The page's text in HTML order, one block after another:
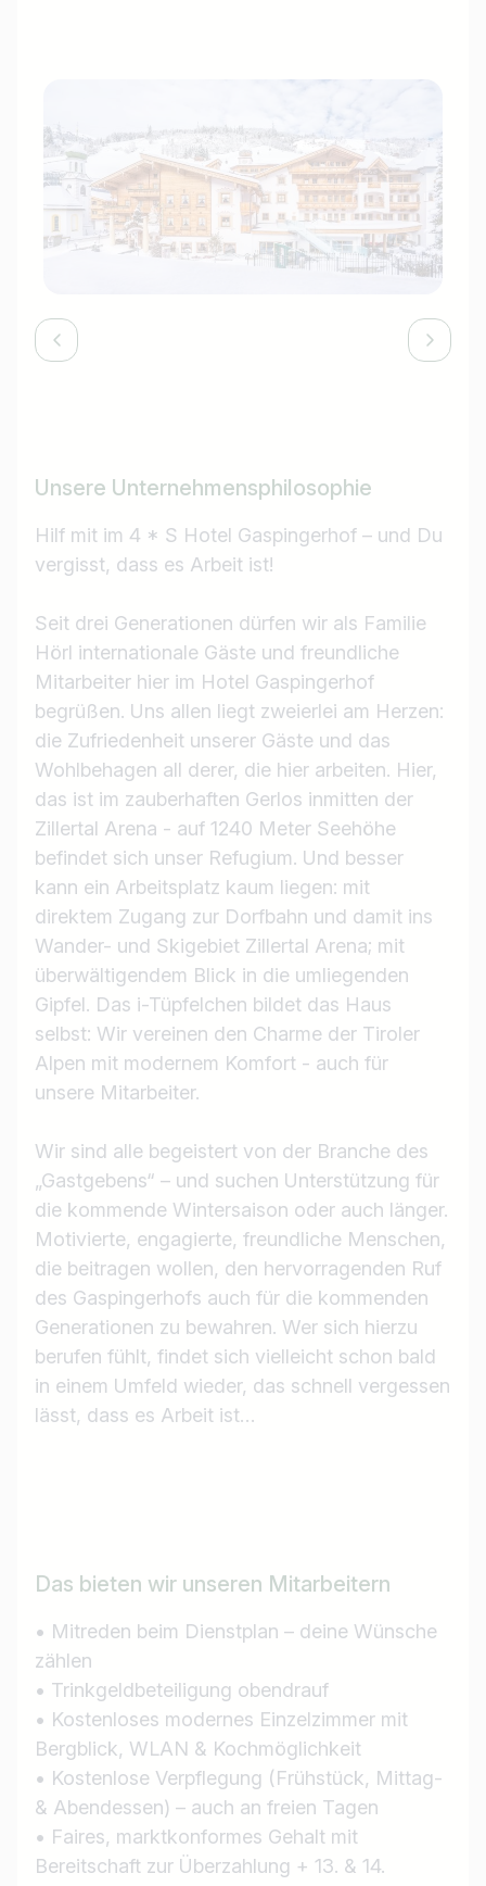
Unsere Unternehmensphilosophie
Hilf mit im 4 * S Hotel Gaspingerhof – und Du
vergisst, dass es Arbeit ist!
Seit drei Generationen dürfen wir als Familie
Hörl internationale Gäste und freundliche
Mitarbeiter hier im Hotel Gaspingerhof
begrüßen. Uns allen liegt zweierlei am Herzen:
die Zufriedenheit unserer Gäste und das
Wohlbehagen all derer, die hier arbeiten. Hier,
das ist im zauberhaften Gerlos inmitten der
Zillertal Arena - auf 1240 Meter Seehöhe
befindet sich unser Refugium. Und besser
kann ein Arbeitsplatz kaum liegen: mit
direktem Zugang zur Dorfbahn und damit ins
Wander- und Skigebiet Zillertal Arena; mit
überwältigendem Blick in die umliegenden
Gipfel. Das i-Tüpfelchen bildet das Haus
selbst: Wir vereinen den Charme der Tiroler
Alpen mit modernem Komfort - auch für
unsere Mitarbeiter.
Wir sind alle begeistert von der Branche des
„Gastgebens“ – und suchen Unterstützung für
die kommende Wintersaison oder auch länger.
Motivierte, engagierte, freundliche Menschen,
die beitragen wollen, den hervorragenden Ruf
des Gaspingerhofs auch für die kommenden
Generationen zu bewahren. Wer sich hierzu
berufen fühlt, findet sich vielleicht schon bald
in einem Umfeld wieder, das schnell vergessen
lässt, dass es Arbeit ist…
Das bieten wir unseren Mitarbeitern
• Mitreden beim Dienstplan – deine Wünsche
zählen
• Trinkgeldbeteiligung obendrauf
• Kostenloses modernes Einzelzimmer mit
Bergblick, WLAN & Kochmöglichkeit
• Kostenlose Verpflegung (Frühstück, Mittag-
& Abendessen) – auch an freien Tagen
• Faires, marktkonformes Gehalt mit
Bereitschaft zur Überzahlung + 13. & 14.
Ich suche nach …
Jobtitel
z.B. Österreich
Land / Bundesland